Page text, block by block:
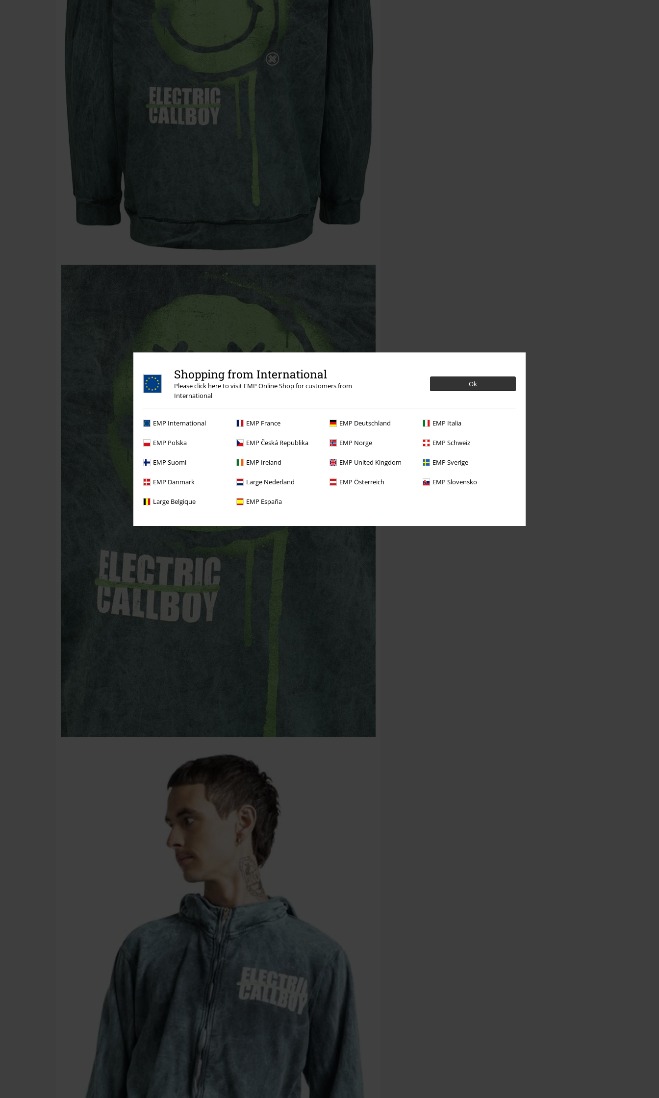
Shopping from International
Please click here to visit EMP Online Shop for customers from
International
Ok
EMP International EMP France EMP Deutschland EMP Italia
EMP Polska EMP Česká Republika EMP Norge EMP Schweiz
EMP Suomi EMP Ireland EMP United Kingdom EMP Sverige
EMP Danmark Large Nederland EMP Österreich EMP Slovensko
Large Belgique EMP España